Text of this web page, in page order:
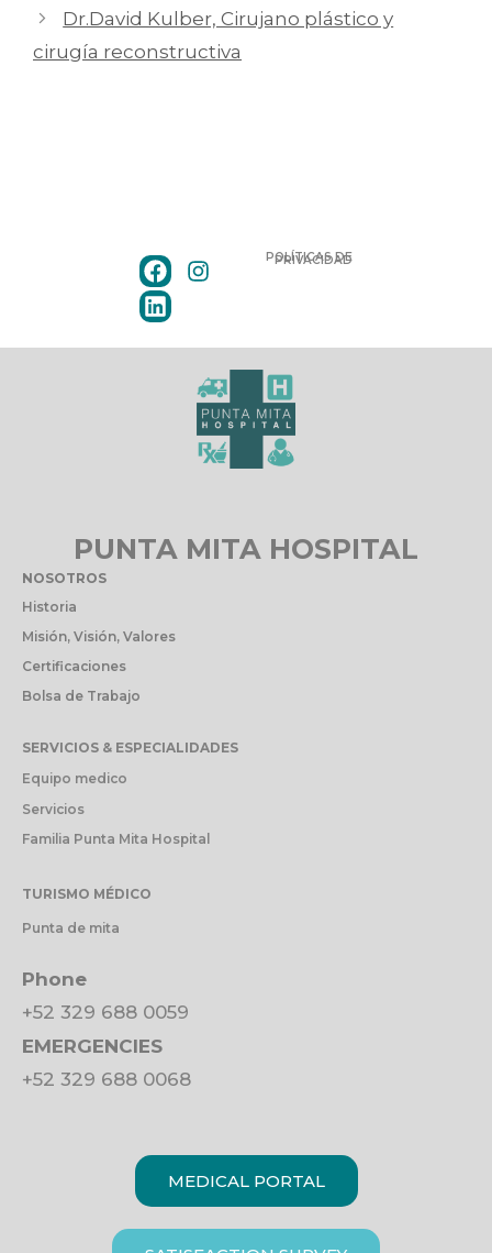
Dr.David Kulber, Cirujano plástico y
cirugía reconstructiva
POLÍTICAS DE
PRIVACIDAD
PUNTA MITA HOSPITAL
NOSOTROS
Historia
Misión, Visión, Valores
Certificaciones
Bolsa de Trabajo
SERVICIOS & ESPECIALIDADES
Equipo medico
Servicios
Familia Punta Mita Hospital
TURISMO MÉDICO
Punta de mita
Phone
+52 329 688 0059
EMERGENCIES
+52 329 688 0068
MEDICAL PORTAL